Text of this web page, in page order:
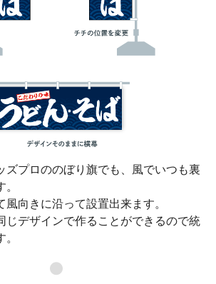
ズプロののぼり旗でも、風でいつも裏
向きに沿って設置出来ます。
じデザインで作ることができるので統
●